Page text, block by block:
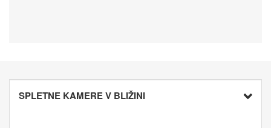
SPLETNE KAMERE V BLIŽINI